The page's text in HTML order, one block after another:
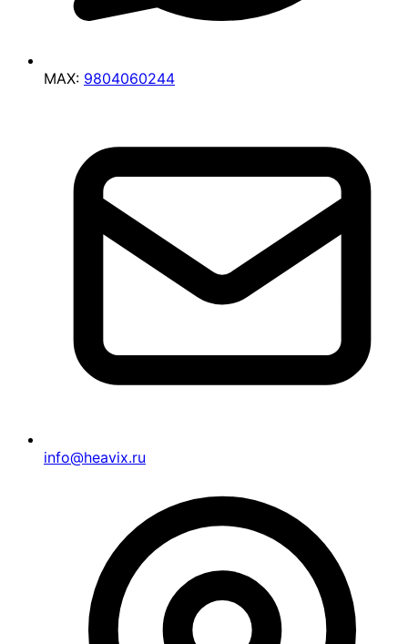
MAX: 9804060244
info@heavix.ru